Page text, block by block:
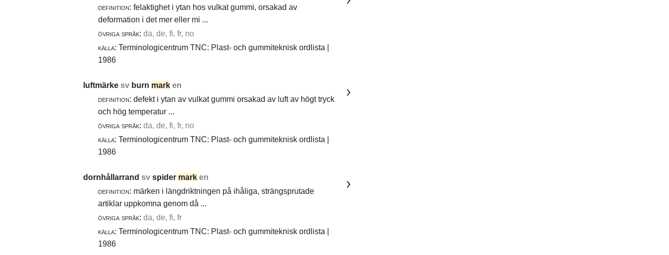
definition: felaktighet i ytan hos vulkat gummi, orsakad av
deformation i det mer eller mi ...
övriga språk: da, de, fi, fr, no
källa: Terminologicentrum TNC: Plast- och gummiteknisk ordlista |
1986
luftmärke sv burn mark en
definition: defekt i ytan av vulkat gummi orsakad av luft av högt tryck
och hög temperatur ...
övriga språk: da, de, fi, fr, no
källa: Terminologicentrum TNC: Plast- och gummiteknisk ordlista |
1986
dornhållarrand sv spider mark en
definition: märken i längdriktningen på ihåliga, strängsprutade
artiklar uppkomna genom då ...
övriga språk: da, de, fi, fr
källa: Terminologicentrum TNC: Plast- och gummiteknisk ordlista |
1986